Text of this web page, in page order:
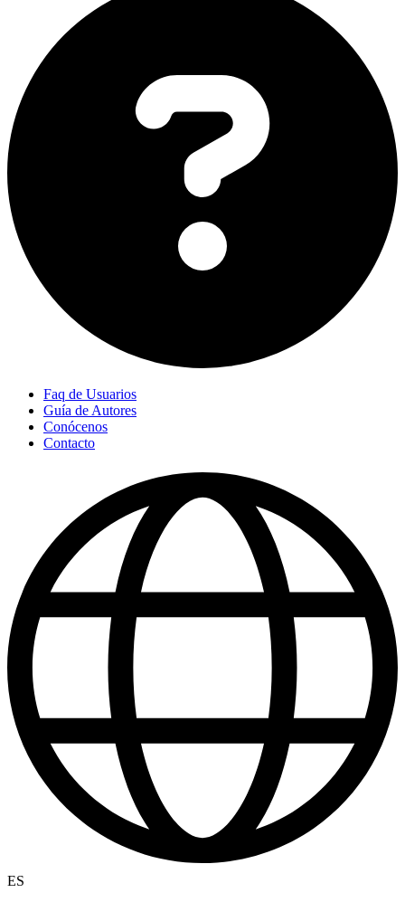
Faq de Usuarios
Guía de Autores
Conócenos
Contacto
ES